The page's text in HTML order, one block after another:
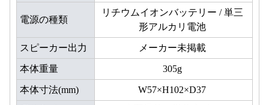
電源の種類
リチウムイオンバッテリー / 単三
形アルカリ電池
スピーカー出力 メーカー未掲載
本体重量 305g
本体寸法(mm) W57×H102×D37